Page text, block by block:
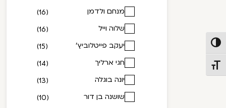
הפעל/כבה ניגודיות גבוהה
מתג גודל גופן
1990
(5)
1991
(10)
1992
(9)
1993
(3)
1994
(4)
1995
(12)
מנחם ולדמן
(16)
שלוה וייל
(16)
יעקב פייטלוביץ'
(15)
חגי ארליך
(14)
יונה בוגלה
(13)
שושנה בן דור
(10)